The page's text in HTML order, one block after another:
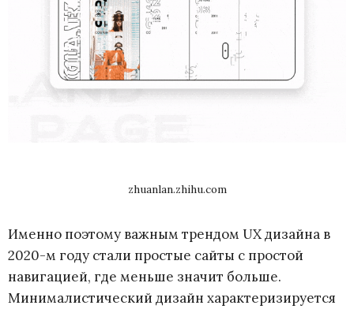
zhuanlan.zhihu.com
Именно поэтому важным трендом UX дизайна в
2020-м году стали простые сайты с простой
навигацией, где меньше значит больше.
Минималистический дизайн характеризируется